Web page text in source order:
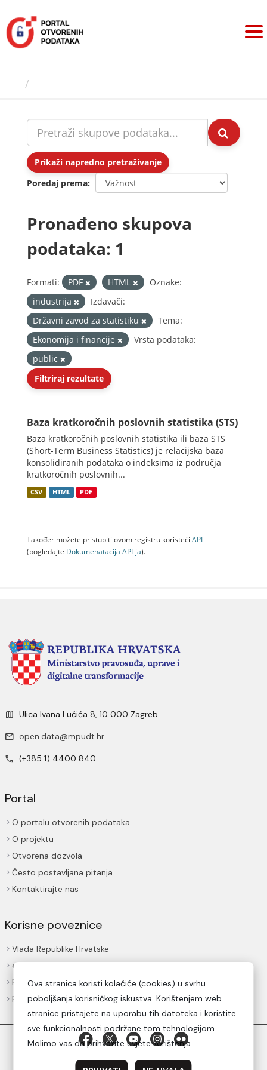
sadržaj
Prikaži napredno pretraživanje
Poredaj prema
Pronađeno skupova
podataka: 1
Formati: PDF HTML
Oznake:
industrija
Izdavači:
Državni zavod za statistiku
Tema:
Ekonomija i financije
Vrsta podataka:
public
Filtriraj rezultate
Baza kratkoročnih poslovnih statistika (STS)
Baza kratkoročnih poslovnih statistika ili baza STS
(Short-Term Business Statistics) je relacijska baza
konsolidiranih podataka o indeksima iz područja
kratkoročnih poslovnih...
CSV HTML PDF
Također možete pristupiti ovom registru koristeći API
(pogledajte Dokumenаtаcijа API-jа).